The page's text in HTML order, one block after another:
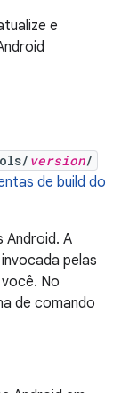
e
version/
de build do
Android. A
pelas
No
de comando